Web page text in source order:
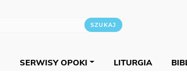
SERWISY OPOKI LITURGIA